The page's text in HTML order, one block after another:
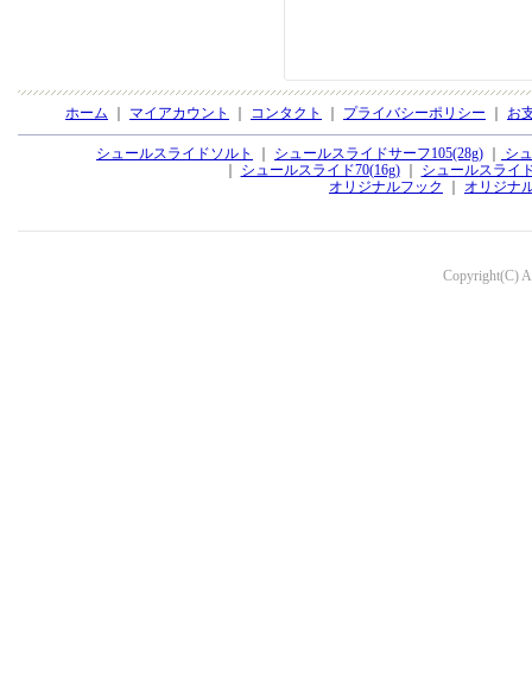
ホーム マイアカウント コンタクト プライバシーポリシー お
シュールスライドソルト シュールスライドサーフ105(28g)
シ
シュールスライド70(16g)｜
シュールスライ
オリジナルフック
オリジナ
Copyright(C)